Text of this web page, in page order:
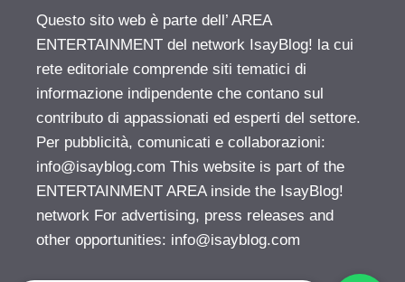
Questo sito web è parte dell’ AREA
ENTERTAINMENT del network IsayBlog! la cui
rete editoriale comprende siti tematici di
informazione indipendente che contano sul
contributo di appassionati ed esperti del settore.
Per pubblicità, comunicati e collaborazioni:
info@isayblog.com This website is part of the
ENTERTAINMENT AREA inside the IsayBlog!
network For advertising, press releases and
other opportunities: info@isayblog.com